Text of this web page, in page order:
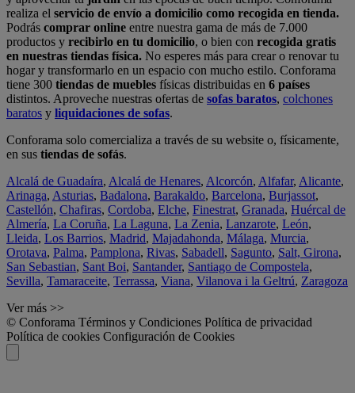
realiza el servicio de envío a domicilio como recogida en tienda.
Podrás comprar online entre nuestra gama de más de 7.000
productos y recibirlo en tu domicilio, o bien con recogida gratis
en nuestras tiendas física. No esperes más para crear o renovar tu
hogar y transformarlo en un espacio con mucho estilo. Conforama
tiene 300 tiendas de muebles físicas distribuidas en 6 países
distintos. Aproveche nuestras ofertas de sofas baratos, colchones
baratos y liquidaciones de sofas.
Conforama solo comercializa a través de su website o, físicamente,
en sus tiendas de sofás.
Alcalá de Guadaíra, Alcalá de Henares, Alcorcón, Alfafar, Alicante,
Arinaga, Asturias, Badalona, Barakaldo, Barcelona, Burjassot,
Castellón, Chafiras, Cordoba, Elche, Finestrat, Granada, Huércal de
Almería, La Coruña, La Laguna, La Zenia, Lanzarote, León,
Lleida, Los Barrios, Madrid, Majadahonda, Málaga, Murcia,
Orotava, Palma, Pamplona, Rivas, Sabadell, Sagunto, Salt, Girona,
San Sebastian, Sant Boi, Santander, Santiago de Compostela,
Sevilla, Tamaraceite, Terrassa, Viana, Vilanova i la Geltrú, Zaragoza
Ver más >>
© Conforama Términos y Condiciones Política de privacidad
Política de cookies Configuración de Cookies